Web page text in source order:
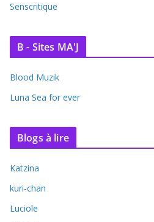
Senscritique
B - Sites MA'J
Blood Muzik
Luna Sea for ever
Blogs à lire
Katzina
kuri-chan
Luciole